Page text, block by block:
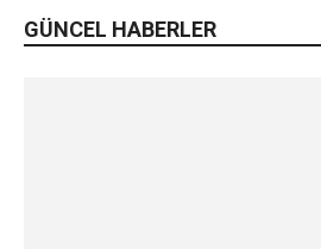
GÜNCEL HABERLER